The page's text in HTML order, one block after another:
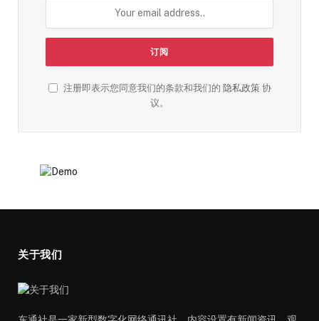
注册即表示您同意我们的条款和我们的 隐私政策协
议。
关于我们